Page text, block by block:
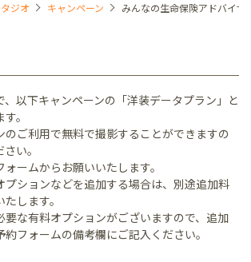
ジオ キャンペーン みんなの生命保険アドバイ
、以下キャンペーンの「洋装データプラン」と
。
のご利用で無料で撮影することができますの
い。
ームからお願いいたします。
ションなどを追加する場合は、別途追加料
します。
な有料オプションがございますので、追加
フォームの備考欄にご記入ください。